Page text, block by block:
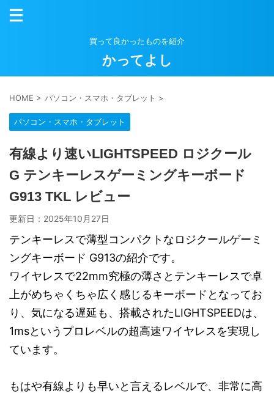
買って良かったものを紹介
かってよし
HOME > パソコン・スマホ・タブレット >
パソコン・スマホ・タブレット
有線より速いLIGHTSPEED ロジクール
G テンキーレスゲーミングキーボード
G913 TKL レビュー
更新日： 2025年10月27日
テンキーレスで薄型コンパクトなロジクールゲーミ
ングキーボード G913の紹介です。
ワイヤレスで22mm究極の薄さとテンキーレスで卓
上がめちゃくちゃ広く感じるキーボードとなってお
り、気になる遅延も、搭載されたLIGHTSPEEDは、
1msというプロレベルの超高速ワイヤレスを実現し
ています。
もはや有線よりも早いと言えるレベルで、非常に高